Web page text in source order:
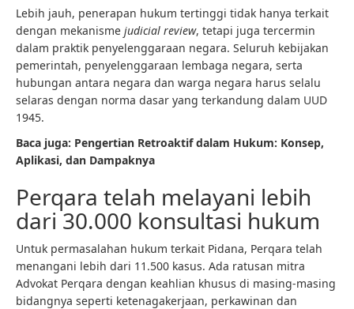
Lebih jauh, penerapan hukum tertinggi tidak hanya terkait
dengan mekanisme judicial review, tetapi juga tercermin
dalam praktik penyelenggaraan negara. Seluruh kebijakan
pemerintah, penyelenggaraan lembaga negara, serta
hubungan antara negara dan warga negara harus selalu
selaras dengan norma dasar yang terkandung dalam UUD
1945.
Baca juga: Pengertian Retroaktif dalam Hukum: Konsep,
Aplikasi, dan Dampaknya
Perqara telah melayani lebih
dari 30.000 konsultasi hukum
Untuk permasalahan hukum terkait Pidana, Perqara telah
menangani lebih dari 11.500 kasus. Ada ratusan mitra
Advokat Perqara dengan keahlian khusus di masing-masing
bidangnya seperti ketenagakerjaan, perkawinan dan